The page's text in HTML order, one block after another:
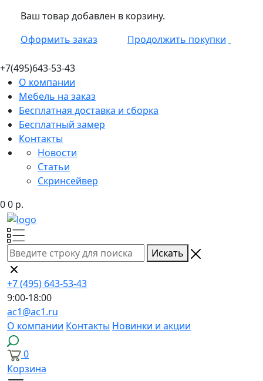
Ваш товар добавлен в корзину.
Оформить заказ
Продолжить покупки
+7(495)643-53-43
О компании
Мебель на заказ
Бесплатная доставка и сборка
Бесплатный замер
Контакты
Новости
Статьи
Скринсейвер
00 р.
Искать
+7 (495) 643-53-43
9:00-18:00
ac1@ac1.ru
О компании Контакты Новинки и акции
0
Корзина